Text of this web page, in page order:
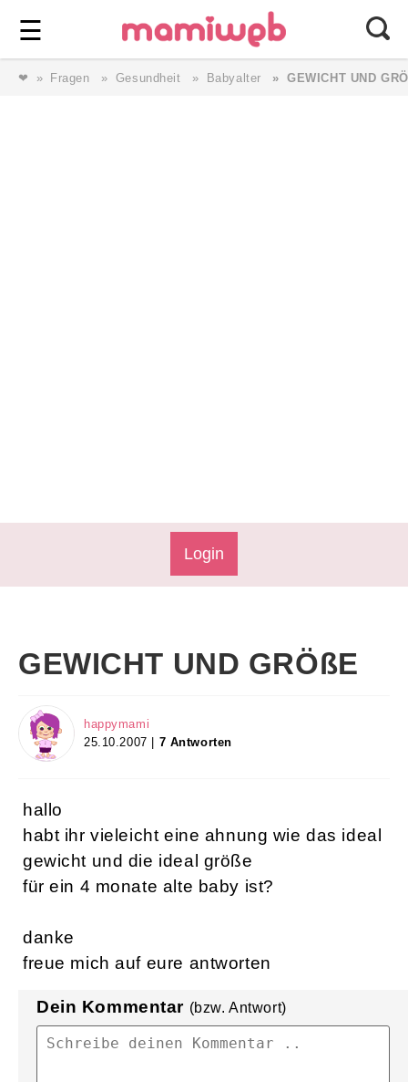
☰ ⎯ Wir lieben Familie ⎯
❤ Fragen Gesundheit Babyalter GEWICHT UND
Login
GEWICHT UND GRÖßE
happymami
25.10.2007 | 7 Antworten
hallo
habt ihr vieleicht eine ahnung wie das ideal
gewicht und die ideal größe
für ein 4 monate alte baby ist?
danke
freue mich auf eure antworten
Dein Kommentar (bzw. Antwort)